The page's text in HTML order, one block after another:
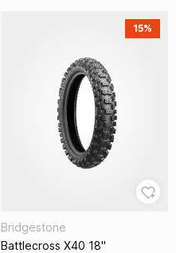
15%
Bridgestone
Battlecross X40 18"